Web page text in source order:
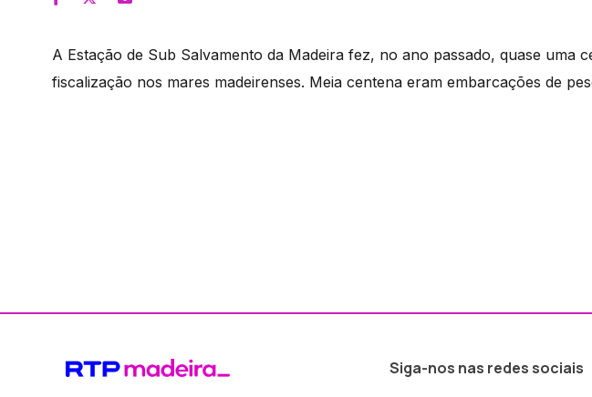
A Estação de Sub Salvamento da Madeira fez, no ano passado, quase uma
fiscalização nos mares madeirenses. Meia centena eram embarcações de
Siga-nos nas redes sociais